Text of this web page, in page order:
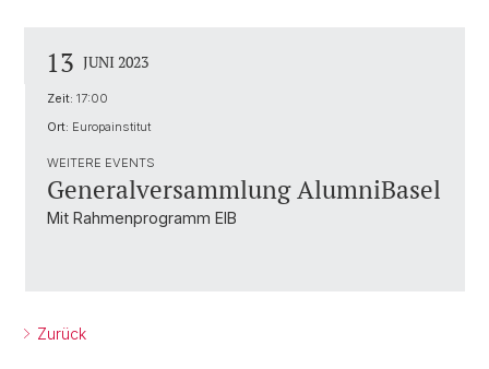
13 JUNI 2023
Zeit: 17:00
Ort: Europainstitut
WEITERE EVENTS
Generalversammlung AlumniBasel
Mit Rahmenprogramm EIB
Zurück